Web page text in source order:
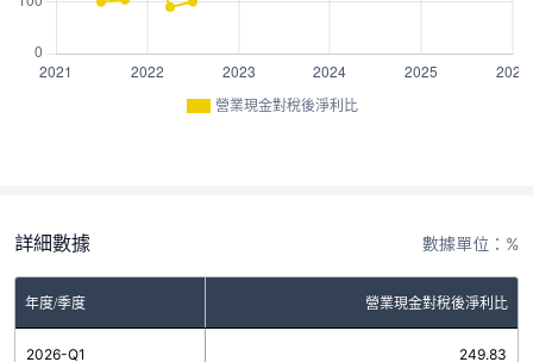
營業現金對稅後淨利比
詳細數據 數據單位：%
年度/季度 營業現金對稅後淨利比
2026-Q1 249.83